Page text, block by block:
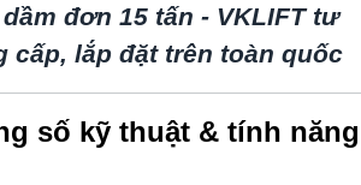
đơn 15 tấn - VKLIFT tư
cấp, lắp đặt trên toàn quốc
số kỹ thuật & tính năng